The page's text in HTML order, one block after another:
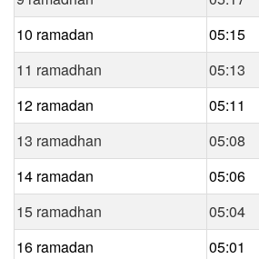
10 ramadan
05:15
11 ramadhan
05:13
12 ramadan
05:11
13 ramadhan
05:08
14 ramadan
05:06
15 ramadhan
05:04
16 ramadan
05:01